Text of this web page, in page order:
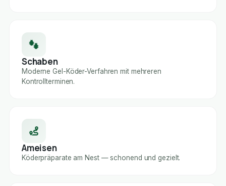
Schaben
Moderne Gel-Köder-Verfahren mit mehreren
Kontrollterminen.
Ameisen
Köderpräparate am Nest — schonend und gezielt.